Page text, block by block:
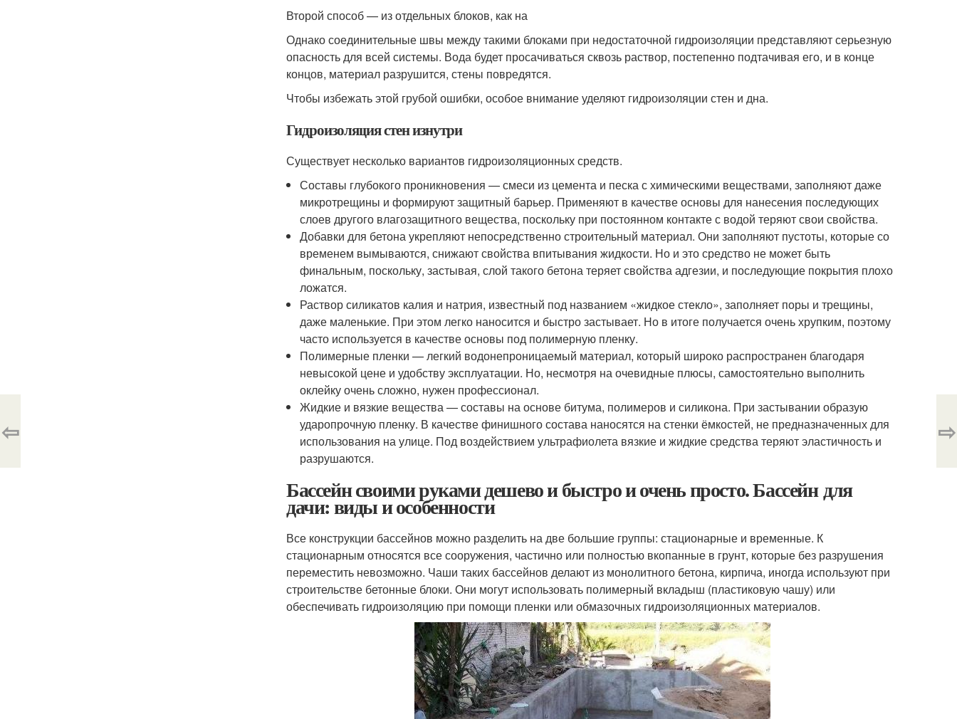
Второй способ — из отдельных блоков, как на
Однако соединительные швы между такими блоками при недостаточной гидроизоляции представляют серьезную
опасность для всей системы. Вода будет просачиваться сквозь раствор, постепенно подтачивая его, и в конце
концов, материал разрушится, стены повредятся.
Чтобы избежать этой грубой ошибки, особое внимание уделяют гидроизоляции стен и дна.
Гидроизоляция стен изнутри
Существует несколько вариантов гидроизоляционных средств.
Составы глубокого проникновения — смеси из цемента и песка с химическими веществами, заполняют даже
микротрещины и формируют защитный барьер. Применяют в качестве основы для нанесения последующих
слоев другого влагозащитного вещества, поскольку при постоянном контакте с водой теряют свои свойства.
Добавки для бетона укрепляют непосредственно строительный материал. Они заполняют пустоты, которые со
временем вымываются, снижают свойства впитывания жидкости. Но и это средство не может быть
финальным, поскольку, застывая, слой такого бетона теряет свойства адгезии, и последующие покрытия плохо
ложатся.
Раствор силикатов калия и натрия, известный под названием «жидкое стекло», заполняет поры и трещины,
даже маленькие. При этом легко наносится и быстро застывает. Но в итоге получается очень хрупким, поэтому
часто используется в качестве основы под полимерную пленку.
Полимерные пленки — легкий водонепроницаемый материал, который широко распространен благодаря
невысокой цене и удобству эксплуатации. Но, несмотря на очевидные плюсы, самостоятельно выполнить
оклейку очень сложно, нужен профессионал.
Жидкие и вязкие вещества — составы на основе битума, полимеров и силикона. При застывании образую
ударопрочную пленку. В качестве финишного состава наносятся на стенки ёмкостей, не предназначенных для
использования на улице. Под воздействием ультрафиолета вязкие и жидкие средства теряют эластичность и
разрушаются.
Бассейн своими руками дешево и быстро и очень просто. Бассейн для
дачи: виды и особенности
Все конструкции бассейнов можно разделить на две большие группы: стационарные и временные. К
стационарным относятся все сооружения, частично или полностью вкопанные в грунт, которые без разрушения
переместить невозможно. Чаши таких бассейнов делают из монолитного бетона, кирпича, иногда используют при
строительстве бетонные блоки. Они могут использовать полимерный вкладыш (пластиковую чашу) или
обеспечивать гидроизоляцию при помощи пленки или обмазочных гидроизоляционных материалов.
⇦ ⇨